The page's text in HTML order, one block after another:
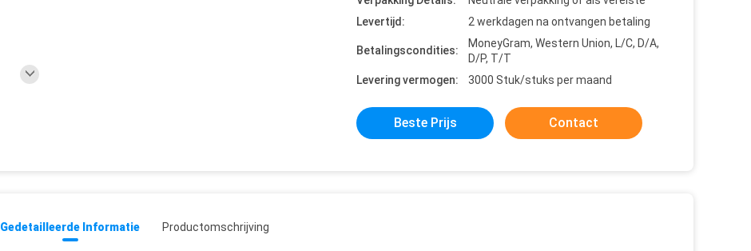
Levertijd:
2 werkdagen na ontvangen betaling
Betalingscondities:
MoneyGram, Western Union, L/C, D/A,
D/P, T/T
Levering vermogen:
3000 Stuk/stuks per maand
Beste Prijs Contact
Gedetailleerde Informatie Productomschrijving